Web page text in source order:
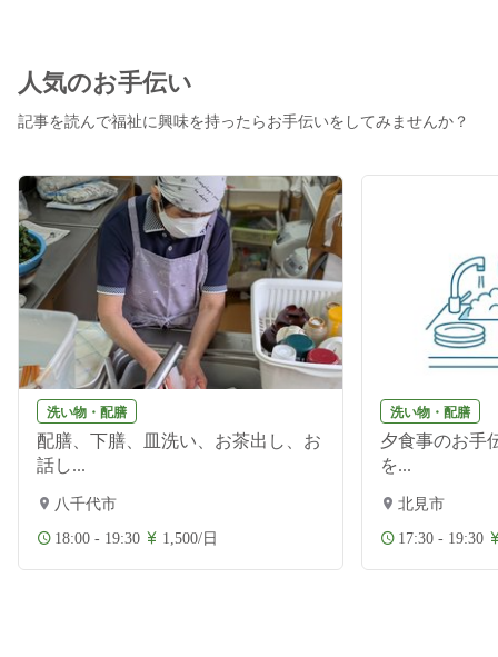
人気のお手伝い
記事を読んで福祉に興味を持ったらお手伝いをしてみませんか？
洗い物・配膳
配膳、下膳、皿洗い、お茶出し、お
話し...
八千代市
18:00 - 19:30 1,500/日
洗い物・配膳
夕食事のお手
を...
北見市
17:30 - 19:30